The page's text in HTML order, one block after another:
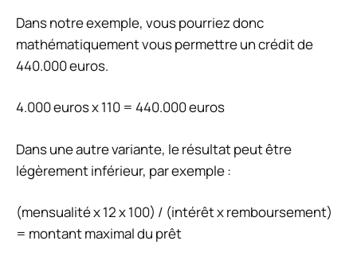
Dans notre exemple, vous pourriez donc
mathématiquement vous permettre un crédit de
440.000 euros.
4.000 euros x 110 = 440.000 euros
Dans une autre variante, le résultat peut être
légèrement inférieur, par exemple :
(mensualité x 12 x 100) / (intérêt x remboursement)
= montant maximal du prêt